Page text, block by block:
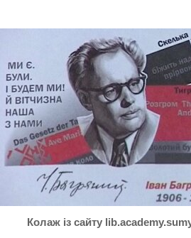
Колаж із сайту